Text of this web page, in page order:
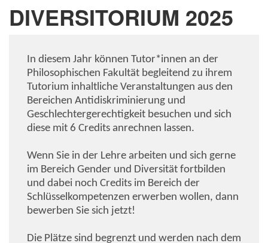
DIVERSITORIUM 2025
In diesem Jahr können Tutor*innen an der
Philosophischen Fakultät begleitend zu ihrem
Tutorium inhaltliche Veranstaltungen aus den
Bereichen Antidiskriminierung und
Geschlechtergerechtigkeit besuchen und sich
diese mit 6 Credits anrechnen lassen.
Wenn Sie in der Lehre arbeiten und sich gerne
im Bereich Gender und Diversität fortbilden
und dabei noch Credits im Bereich der
Schlüsselkompetenzen erwerben wollen, dann
bewerben Sie sich jetzt!
Die Plätze sind begrenzt und werden nach dem